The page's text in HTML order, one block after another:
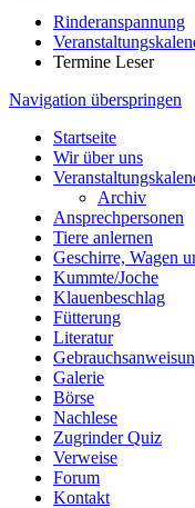
Rinderanspannung
Termine Leser
Navigation überspringen
Startseite
Wir über uns
Archiv
Ansprechpersonen
Tiere anlernen
Geschirre, Wagen
Kummte/Joche
Klauenbeschlag
Fütterung
Literatur
Galerie
Börse
Nachlese
Zugrinder Quiz
Verweise
Forum
Kontakt